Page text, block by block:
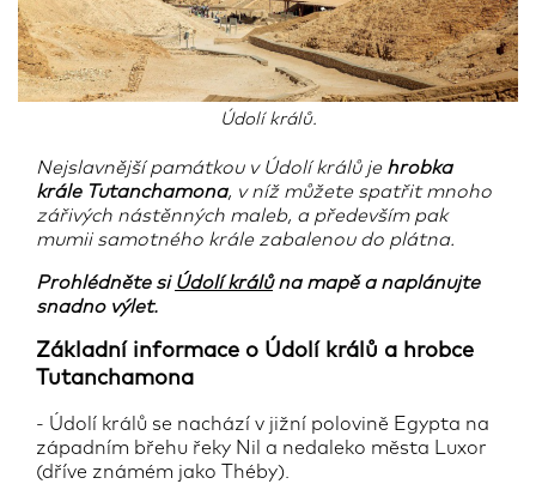
Autor: Iveta Reinisch
27.06.2025
Údolí králů.
Nejslavnější památkou v Údolí králů je hrobka
krále Tutanchamona, v níž můžete spatřit mnoho
zářivých nástěnných maleb, a především pak
mumii samotného krále zabalenou do plátna.
Prohlédněte si Údolí králů na mapě a naplánujte
snadno výlet.
Základní informace o Údolí králů a hrobce
Tutanchamona
- Údolí králů se nachází v jižní polovině Egypta na
západním břehu řeky Nil a nedaleko města Luxor
(dříve známém jako Théby).